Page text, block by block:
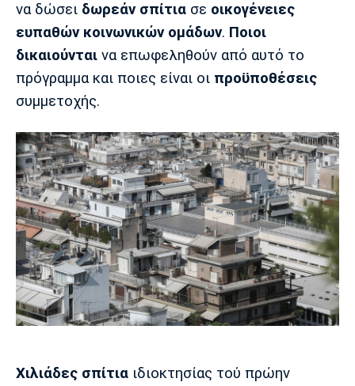
Διεθνή
Euro
Εθνικές Ομάδες
Κύπελλο
Διαιτησία
Ποδόσφαιρο Γυναικών
Κύπελλο
EuroCup
Basket League
Α2 Μπάσκετ
FIBA World Cup 2023
Γυμναστική
Κολύμβηση
Χάντμπολ
Αυτοκίνητο
Formula 1
Μοτοσυκλέτα
Tech
Gaming
Gadgets
Smartphones
Plus
Θέατρο
Σινεμά
Ευ ζην
Βιβλίο
Μουσική
Πολιτισμός
Blogs
Η Εφημερίδα
Πρωτοσέλιδα
Έντυπη έκδοση
Στήλες
Τραγούδια
Cine Spot
Running
Πρόγραμμα TV
Παναιτωλικός Λαμία ΑΕΛ
Σμύρνης
Παναχαϊκή Ηρακλής Βόλος
Ιωνικός Κηφισιά Πανσερραϊκός
να δώσει δωρεάν σπίτια σε οικογένειες
ευπαθών κοινωνικών ομάδων. Ποιοι
δικαιούνται να επωφεληθούν από αυτό το
πρόγραμμα και ποιες είναι οι προϋποθέσεις
συμμετοχής.
Χιλιάδες σπίτια ιδιοκτησίας τού πρώην